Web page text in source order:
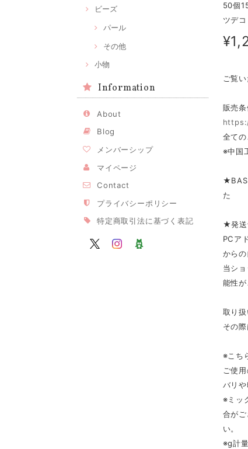
ビーズ
パール
その他
小物
Information
About
Blog
メンバーシップ
マイページ
Contact
プライバシーポリシー
特定商取引法に基づく表記
50個
ツデコ
ご覧
販売
全て
※中国
た
★発送
PCア
から
当シ
能性が
取り
その
※こち
ご使
バリ
※ミッ
合が
い。
※g計